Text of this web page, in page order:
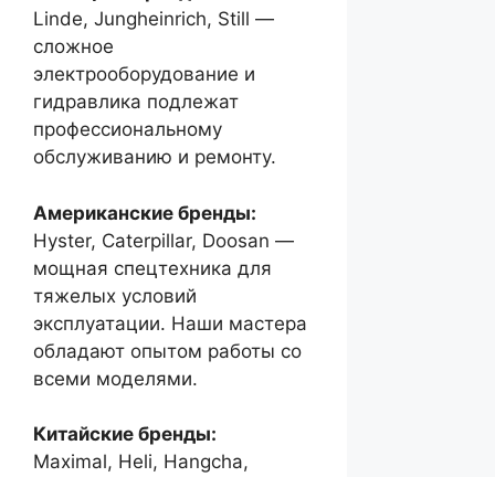
Linde, Jungheinrich, Still —
сложное
электрооборудование и
гидравлика подлежат
профессиональному
обслуживанию и ремонту.
Американские бренды:
Hyster, Caterpillar, Doosan —
мощная спецтехника для
тяжелых условий
эксплуатации. Наши мастера
обладают опытом работы со
всеми моделями.
Китайские бренды:
Maximal, Heli, Hangcha,